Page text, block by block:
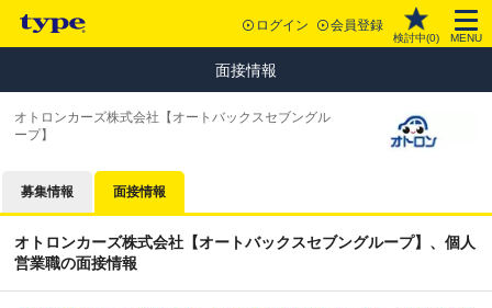
ログイン 会員登録
検討中(0) MENU
面接情報
オトロンカーズ株式会社【オートバックスセブングル
ープ】
募集情報 面接情報
オトロンカーズ株式会社【オートバックスセブングループ】、個人
営業職の面接情報